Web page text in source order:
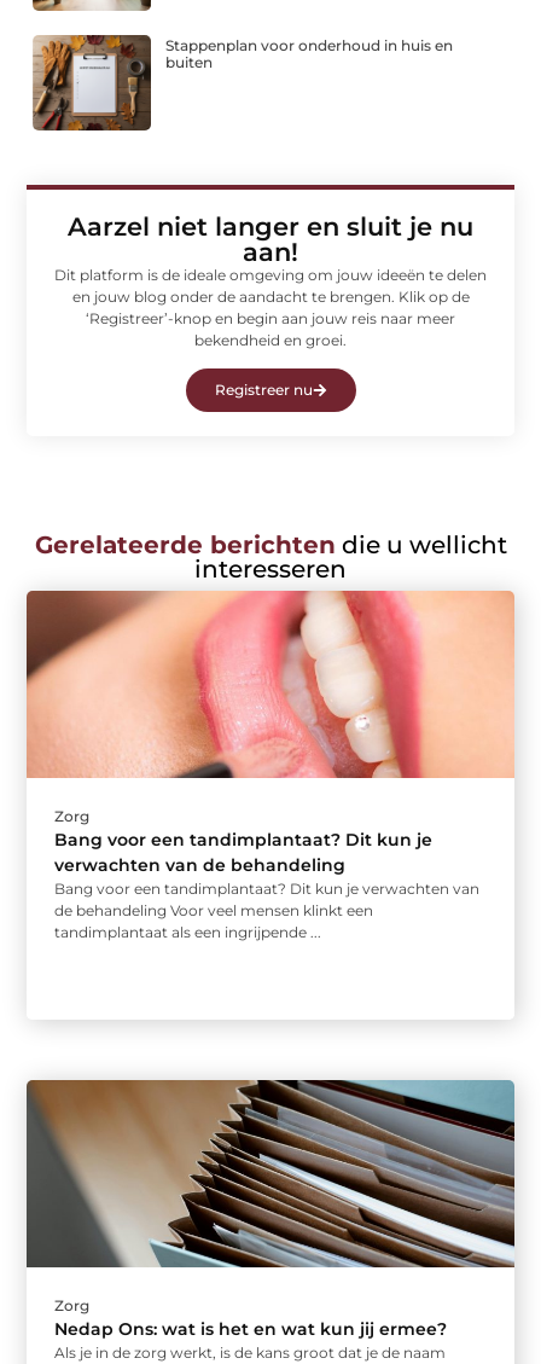
Stappenplan voor onderhoud in huis en
buiten
Aarzel niet langer en sluit je nu
aan!
Dit platform is de ideale omgeving om jouw ideeën te delen
en jouw blog onder de aandacht te brengen. Klik op de
‘Registreer’-knop en begin aan jouw reis naar meer
bekendheid en groei.
Registreer nu
Gerelateerde berichten die u wellicht
interesseren
Zorg
Bang voor een tandimplantaat? Dit kun je
verwachten van de behandeling
Bang voor een tandimplantaat? Dit kun je verwachten van
de behandeling Voor veel mensen klinkt een
tandimplantaat als een ingrijpende ...
Zorg
Nedap Ons: wat is het en wat kun jij ermee?
Als je in de zorg werkt, is de kans groot dat je de naam